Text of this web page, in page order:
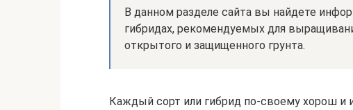
В данном разделе сайта вы найдете
гибридах, рекомендуемых для
открытого и защищенного грунта.
Каждый сорт или гибрид по-своему хорош и